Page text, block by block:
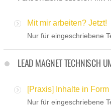
Mit mir arbeiten? Jetzt!
Nur für eingeschriebene
LEAD MAGNET TECHNISCH
[Praxis] Inhalte in
Nur für eingeschriebene